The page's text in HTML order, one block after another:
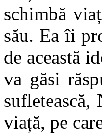
schimbă
său. Ea îi
de această
va găsi
viață, pe